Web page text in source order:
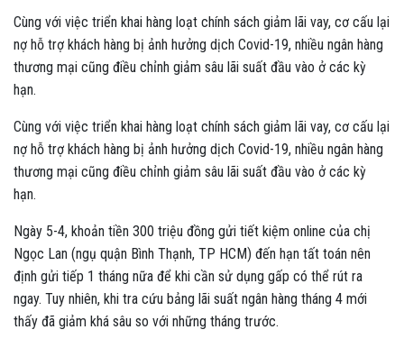
Cùng với việc triển khai hàng loạt chính sách giảm lãi vay, cơ cấu lại
nợ hỗ trợ khách hàng bị ảnh hưởng dịch Covid-19, nhiều ngân hàng
thương mại cũng điều chỉnh giảm sâu lãi suất đầu vào ở các kỳ
hạn.
Cùng với việc triển khai hàng loạt chính sách giảm lãi vay, cơ cấu lại
nợ hỗ trợ khách hàng bị ảnh hưởng dịch Covid-19, nhiều ngân hàng
thương mại cũng điều chỉnh giảm sâu lãi suất đầu vào ở các kỳ
hạn.
Ngày 5-4, khoản tiền 300 triệu đồng gửi tiết kiệm online của chị
Ngọc Lan (ngụ quận Bình Thạnh, TP HCM) đến hạn tất toán nên
định gửi tiếp 1 tháng nữa để khi cần sử dụng gấp có thể rút ra
ngay. Tuy nhiên, khi tra cứu bảng lãi suất ngân hàng tháng 4 mới
thấy đã giảm khá sâu so với những tháng trước.